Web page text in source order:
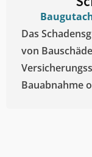
Das
von
Bauabnahme